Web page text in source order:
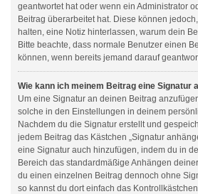
geantwortet hat oder wenn ein Administrator
Beitrag überarbeitet hat. Diese können
halten, eine Notiz hinterlassen, warum dein
Bitte beachte, dass normale Benutzer einen
können, wenn bereits jemand darauf
Wie kann ich meinem Beitrag eine Signatur
Um eine Signatur an deinen Beitrag
solche in den Einstellungen in deinem
Nachdem du die Signatur erstellt und
jedem Beitrag das Kästchen „Signatur
eine Signatur auch hinzufügen, indem du in
Bereich das standardmäßige Anhängen
du einen einzelnen Beitrag dennoch ohne
so kannst du dort einfach das